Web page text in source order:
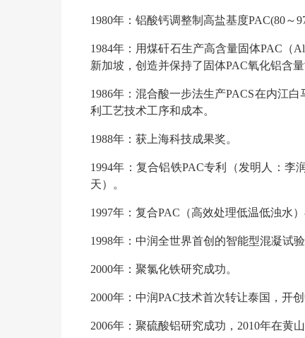
1980年：铝酸钙调整制高盐基度PAC(80～
1984年：用煤矸石生产高含量固体PAC（
新加坡，创造并保持了固体PAC氧化铝含量
1986年：混合酸一步法生产PACS在内江
利工艺技术工序和成本。
1988年：获上海科技成果奖。
1994年：复合铝铁PAC专利（发明人：李
天）。
1997年：复合PAC（高效处理低温低浊水
1998年：中润全世界首创的智能型混凝试
2000年：聚氯化铁研究成功。
2000年：中润PAC技术首次转让泰国，开
2006年：聚硫酸铝研究成功，2010年在黄